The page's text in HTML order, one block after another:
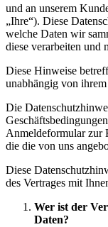
und an unserem
„Ihre“). Diese
welche Daten wir
diese verarbeiten und
Diese Hinweise
unabhängig von
Die
Anmeldeformular zur
die die von uns
Diese
des Vertrages mit
Wer ist der
Daten?